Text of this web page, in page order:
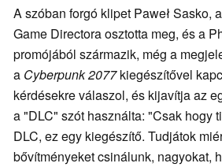
A szóban forgó klipet Paweł Sasko,
Game Directora osztotta meg, és a
promójából származik, még a
a Cyberpunk 2077kiegészítővel
kérdésekre válaszol, és kijavítja az
a "DLC" szót használta: "Csak hogy
DLC, ez egy kiegészítő. Tudjátok
bővítményeket csinálunk, nagyokat,